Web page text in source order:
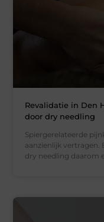
Revalidatie in Den
door dry needling
Spiergerelateerde
aanzienlijk vertragen.
dry needling daarom